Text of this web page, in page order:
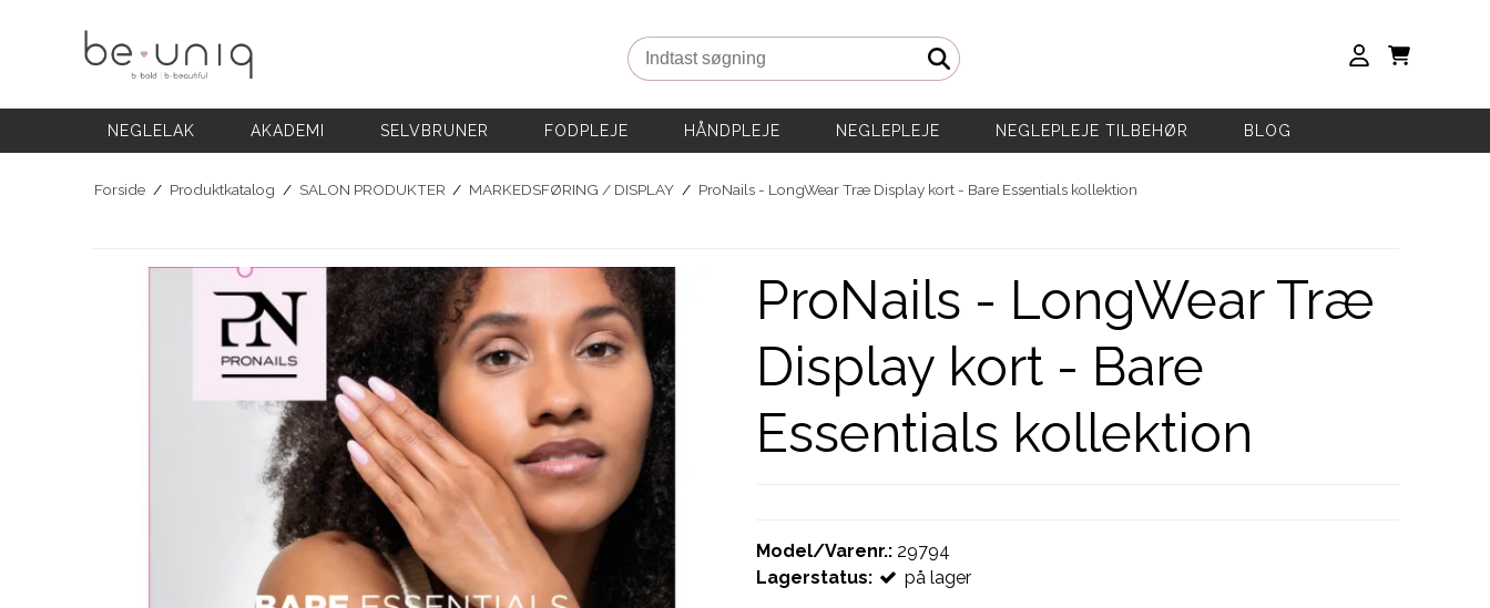
AKADEMI
SELVBRUNER
HÅNDPLEJE
Indtast søgning
NEGLELAK AKADEMI SELVBRUNER FODPLEJE HÅNDPLEJE NEGLEPLEJE NEGLEPLEJE TILBEHØR BLOG
Forside / Produktkatalog / SALON PRODUKTER / MARKEDSFØRING / DISPLAY / ProNails - LongWear Træ Display kort - Bare Essentials kollektion
ProNails - LongWear Træ
Display kort - Bare
Essentials kollektion
Model/Varenr.: 29794
Lagerstatus:
på lager